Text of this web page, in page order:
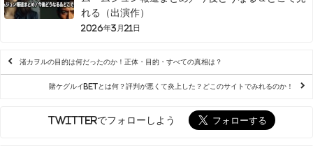
れる（出演作）
2026年3月21日
渚カヲルの目的は何だったのか！正体・目的・すべての真相は？
賭ケグルイBETとは何？評判が悪くて炎上した？どこのサイトでみれるのか！
Twitterでフォローしよう